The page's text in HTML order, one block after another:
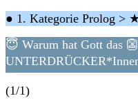
● 1. Kategorie Prolog >
😇 Warum hat Gott das
(1/1)